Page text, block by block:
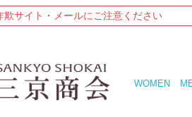
サイト・メールにご注意ください
WOMEN